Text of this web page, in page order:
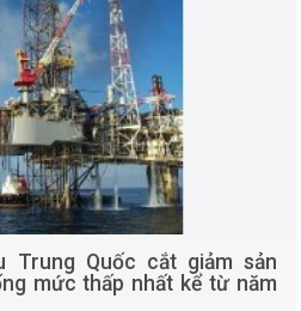
Trung Quốc cắt giảm sản
mức thấp nhất kể từ năm